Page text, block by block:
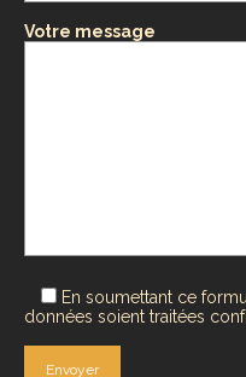
Votre message
En soumettant ce
données soient traitées